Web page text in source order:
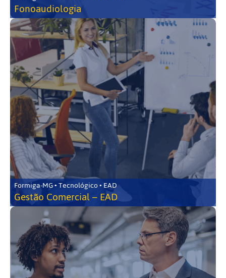
Fonoaudiologia
Formiga-MG • Tecnológico • EAD
Gestão Comercial – EAD